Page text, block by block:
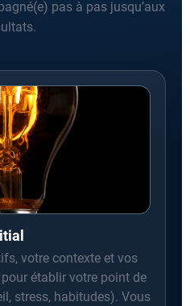
pas à pas jusqu’aux
votre contexte et vos
établir votre point de
stress, habitudes). Vous